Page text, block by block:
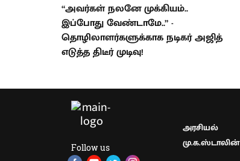
“அவர்கள் நலனே முக்கியம்..
இப்போது வேண்டாமே..” -
தொழிலாளர்களுக்காக நடிகர் அஜித்
எடுத்த திடீர் முடிவு!
Follow us
அரசியல்
மு.க.ஸ்டாலின்